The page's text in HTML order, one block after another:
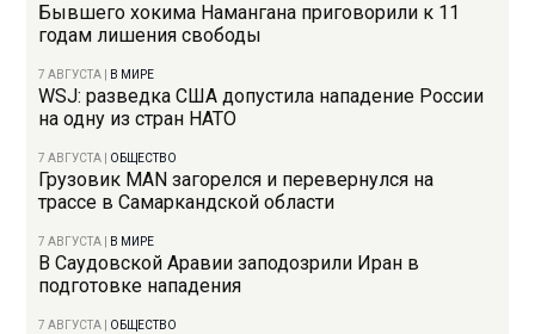
Бывшего хокима Намангана приговорили к 11
годам лишения свободы
7 АВГУСТА В МИРЕ
WSJ: разведка США допустила нападение России
на одну из стран НАТО
7 АВГУСТА ОБЩЕСТВО
Грузовик MAN загорелся и перевернулся на
трассе в Самаркандской области
7 АВГУСТА В МИРЕ
В Саудовской Аравии заподозрили Иран в
подготовке нападения
7 АВГУСТА ОБЩЕСТВО